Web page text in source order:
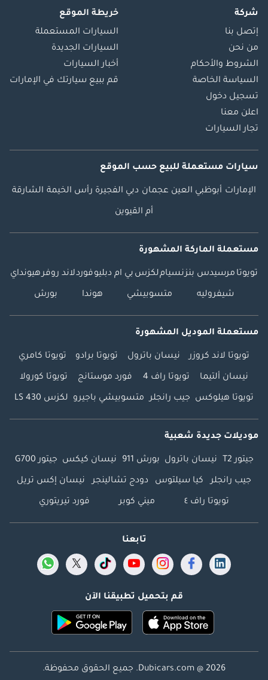
شركة
إتصل بنا
من نحن
الشروط والأحكام
السياسة الخاصة
تسجيل دخول
اعلن معنا
تجار السيارات
خريطة الموقع
السيارات المستعملة
السيارات الجديدة
أخبار السيارات
قم ببيع سيارتك في الإمارات
سيارات مستعملة للبيع حسب الموقع
الإمارات أبوظبي العين عجمان دبي الفجيرة رأس الخيمة الشارقة
أم القيوين
مستعملة الماركة المشهورة
تويوتا مرسيدس بنزنسياملكزس بي ام دبليوفوردلاند روفرهيونداي
شيفروليه متسوبيشي هوندا بورش
مستعملة الموديل المشهورة
تويوتا لاند كروزر نيسان باترول تويوتا برادو تويوتا كامري
نيسان ألتيما تويوتا راف 4 فورد موستانج تويوتا كورولا
تويوتا هيلوكس جيب رانجلر متسوبيشي باجيرو لكزس LS 430
موديلات جديدة شعبية
جيتور T2 نيسان باترول بورش 911 نيسان كيكس جيتور G700
جيب رانجلر كيا سيلتوس دودج تشالينجر نيسان إكس تريل
تويوتا راف ٤ ميني كوبر فورد تيريتوري
تابعنا
قم بتحميل تطبيقنا الآن
Dubicars.com @ 2026. جميع الحقوق محفوظة.